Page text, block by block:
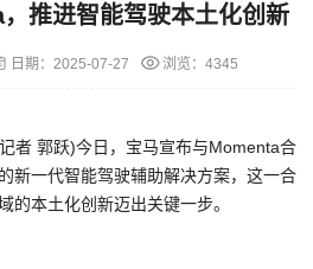
推进智能驾驶本土化创新
日期： 2025-07-27 浏览：4345
者 郭跃)今日，宝马宣布与Momenta合
新一代智能驾驶辅助解决方案，这一合
的本土化创新迈出关键一步。